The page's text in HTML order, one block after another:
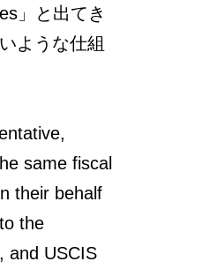
」と出てき
ような仕組
same fiscal
their behalf
the
and USCIS